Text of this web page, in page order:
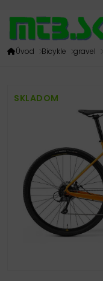
Úvod Bicykle gravel
SKLADOM